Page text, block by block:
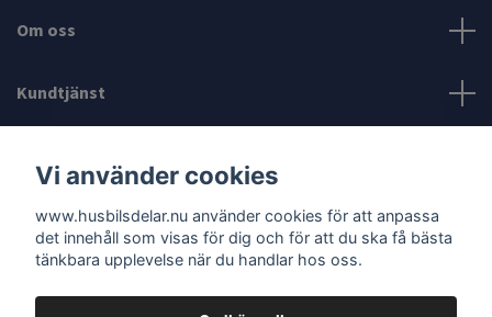
Om oss
Kundtjänst
Sociala medier
Vi använder cookies
www.husbilsdelar.nu använder cookies för att anpassa
det innehåll som visas för dig och för att du ska få bästa
tänkbara upplevelse när du handlar hos oss.